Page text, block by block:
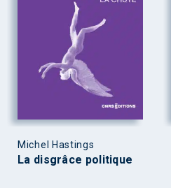
Michel Hastings
La disgrâce politique